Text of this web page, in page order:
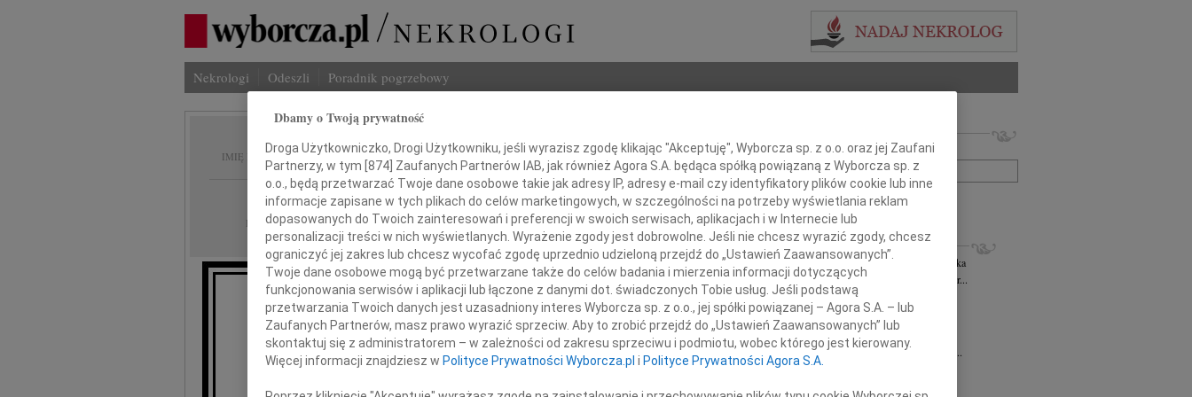
Nekrologi Odeszli Poradnik pogrzebowy
IMIĘ I NAZWISKO: Janina Winiarska
REGION: cała Polska
DATA EMISJI: 10.09.2018
Z wielkim smutkiem zawiadamiamy,
że 29 sierpnia 2018, przeżywszy 86 lat,
odeszła od nas
Imię i nazwisko lub numer ogłoszenia:
+ szukanie zaawansowane
INNE NEKROLOGI
Małgorzata Kościelska06.08.2026
cała Polska
Z głębokim smutkiem żegnam Panią Profesor...
Marta Rytel 31.07.2026
Z głębokim żalem w sercu żegnamy naszą...
Stanisław Gomułka
27.07.2026
Z głębokim żalem przyjęliśmy wiadomość o...
Adam Pilecki
Zarząd Podkarpackiego Stowarzyszenia...
Dbamy o Twoją prywatność
Droga Użytkowniczko, Drogi Użytkowniku, jeśli wyrazisz zgodę klikając "Akceptuję", Wyborcza sp. z o.o. oraz jej Zaufani
Partnerzy, w tym [874] Zaufanych Partnerów IAB, jak również Agora S.A. będąca spółką powiązaną z Wyborcza sp. z
o.o., będą przetwarzać Twoje dane osobowe takie jak adresy IP, adresy e-mail czy identyfikatory plików cookie lub inne
informacje zapisane w tych plikach do celów marketingowych, w szczególności na potrzeby wyświetlania reklam
dopasowanych do Twoich zainteresowań i preferencji w swoich serwisach, aplikacjach i w Internecie lub
personalizacji treści w nich wyświetlanych. Wyrażenie zgody jest dobrowolne. Jeśli nie chcesz wyrazić zgody, chcesz
ograniczyć jej zakres lub chcesz wycofać zgodę uprzednio udzieloną przejdź do „Ustawień Zaawansowanych”.
Twoje dane osobowe mogą być przetwarzane także do celów badania i mierzenia informacji dotyczących
funkcjonowania serwisów i aplikacji lub łączone z danymi dot. świadczonych Tobie usług. Jeśli podstawą
przetwarzania Twoich danych jest uzasadniony interes Wyborcza sp. z o.o., jej spółki powiązanej – Agora S.A. – lub
Zaufanych Partnerów, masz prawo wyrazić sprzeciw. Aby to zrobić przejdź do „Ustawień Zaawansowanych” lub
skontaktuj się z administratorem – w zależności od zakresu sprzeciwu i podmiotu, wobec którego jest kierowany.
Więcej informacji znajdziesz w Polityce Prywatności Wyborcza.pl i Polityce Prywatności Agora S.A.